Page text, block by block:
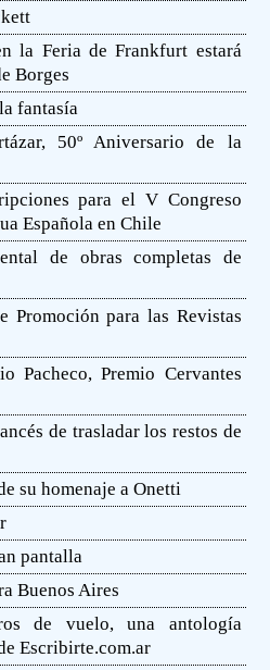
la Feria de Frankfurt estará
Borges
fantasía
50º Aniversario de la
para el V Congreso
Española en Chile
de obras completas de
Promoción para las Revistas
Pacheco, Premio Cervantes
de trasladar los restos de
su homenaje a Onetti
pantalla
Buenos Aires
de vuelo, una antología
Escribirte.com.ar